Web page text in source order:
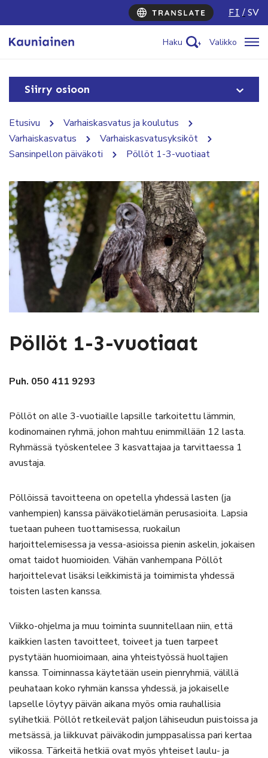
FI SV
Haku Valikko
Siirry osioon
Etusivu
Varhaiskasvatus ja koulutus
Varhaiskasvatus
Varhaiskasvatusyksiköt
Sansinpellon päiväkoti
Pöllöt 1-3-vuotiaat
Pöllöt 1-3-vuotiaat
Puh. 050 411 9293
Pöllöt on alle 3-vuotiaille lapsille tarkoitettu lämmin,
kodinomainen ryhmä, johon mahtuu enimmillään 12 lasta.
Ryhmässä työskentelee 3 kasvattajaa ja tarvittaessa 1
avustaja.
Pöllöissä tavoitteena on opetella yhdessä lasten (ja
vanhempien) kanssa päiväkotielämän perusasioita. Lapsia
tuetaan puheen tuottamisessa, ruokailun
harjoittelemisessa ja vessa-asioissa pienin askelin, jokaisen
omat taidot huomioiden. Vähän vanhempana Pöllöt
harjoittelevat lisäksi leikkimistä ja toimimista yhdessä
toisten lasten kanssa.
Viikko-ohjelma ja muu toiminta suunnitellaan niin, että
kaikkien lasten tavoitteet, toiveet ja tuen tarpeet
pystytään huomioimaan, aina yhteistyössä huoltajien
kanssa. Toiminnassa käytetään usein pienryhmiä, välillä
peuhataan koko ryhmän kanssa yhdessä, ja jokaiselle
lapselle löytyy päivän aikana myös omia rauhallisia
sylihetkiä. Pöllöt retkeilevät paljon lähiseudun puistoissa ja
metsässä, ja liikkuvat päiväkodin jumppasalissa pari kertaa
viikossa. Tärkeitä hetkiä ovat myös yhteiset laulu- ja